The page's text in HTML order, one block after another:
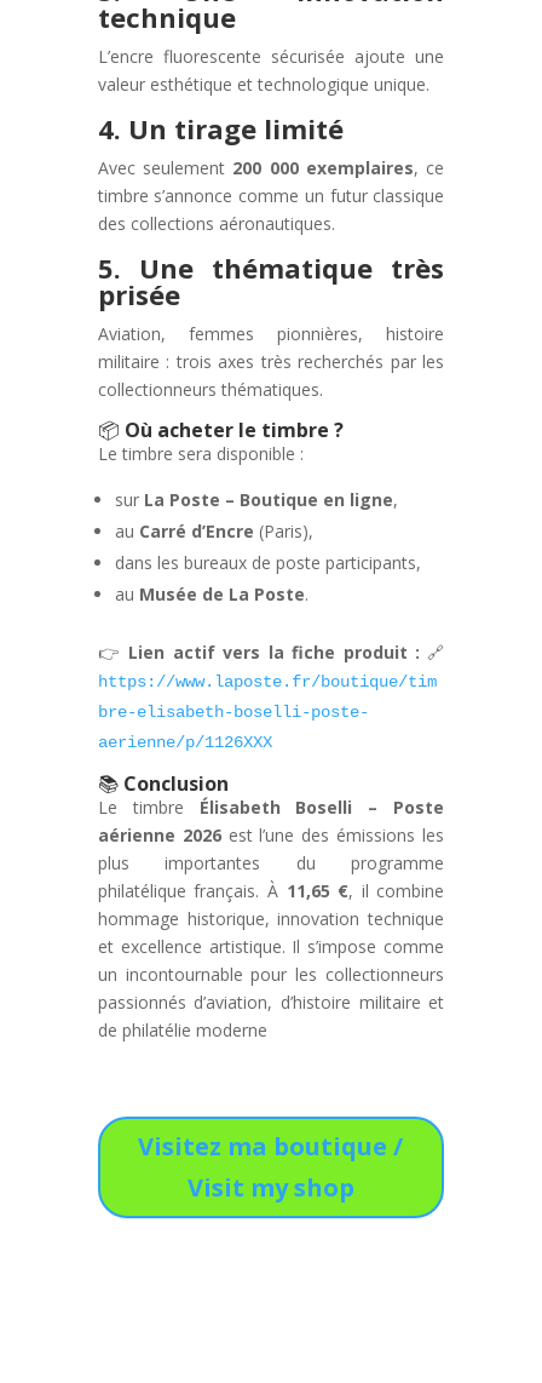
technique
L’encre fluorescente sécurisée ajoute une
valeur esthétique et technologique unique.
4. Un tirage limité
Avec seulement 200 000 exemplaires, ce
timbre s’annonce comme un futur classique
des collections aéronautiques.
5. Une thématique très
prisée
Aviation, femmes pionnières, histoire
militaire : trois axes très recherchés par les
collectionneurs thématiques.
📦 Où acheter le timbre ?
Le timbre sera disponible :
sur La Poste – Boutique en ligne,
au Carré d’Encre (Paris),
dans les bureaux de poste participants,
au Musée de La Poste.
👉 Lien actif vers la fiche produit : 🔗
https://www.laposte.fr/boutique/tim
bre-elisabeth-boselli-poste-
aerienne/p/1126XXX
📚 Conclusion
Le timbre Élisabeth Boselli – Poste
aérienne 2026est l’une des émissions les
plus importantes du programme
philatélique français. À 11,65 €, il combine
hommage historique, innovation technique
et excellence artistique. Il s’impose comme
un incontournable pour les collectionneurs
passionnés d’aviation, d’histoire militaire et
de philatélie moderne
Visitez ma boutique /
Visit my shop